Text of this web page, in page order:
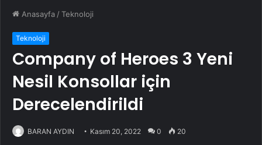
Anasayfa /Teknoloji
Teknoloji
Company of Heroes 3 Yeni
Nesil Konsollar için
Derecelendirildi
BARAN AYDIN Kasım 20, 2022 0 20